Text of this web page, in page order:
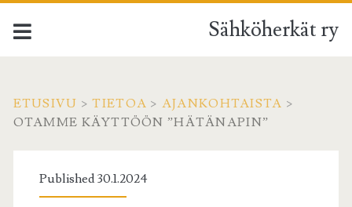
Sähköherkät ry
ETUSIVU >TIETOA > AJANKOHTAISTA >
OTAMME KÄYTTÖÖN ”HÄTÄNAPIN”
Published 30.1.2024